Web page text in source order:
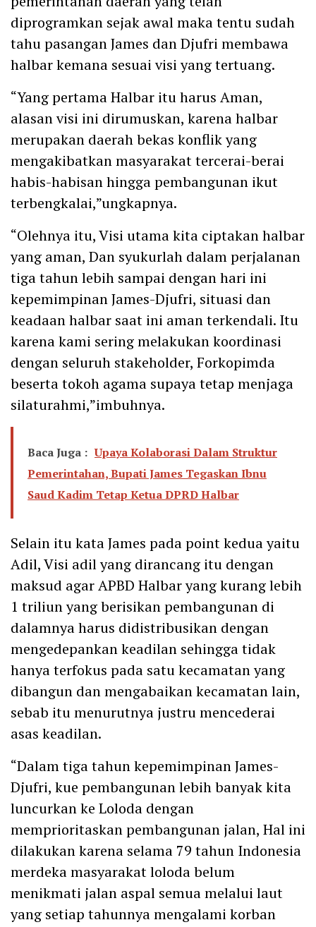
diprogramkan sejak awal maka tentu sudah
tahu pasangan James dan Djufri membawa
halbar kemana sesuai visi yang tertuang.
“Yang pertama Halbar itu harus Aman,
alasan visi ini dirumuskan, karena halbar
merupakan daerah bekas konflik yang
mengakibatkan masyarakat tercerai-berai
habis-habisan hingga pembangunan ikut
terbengkalai,”ungkapnya.
“Olehnya itu, Visi utama kita ciptakan halbar
yang aman, Dan syukurlah dalam perjalanan
tiga tahun lebih sampai dengan hari ini
kepemimpinan James-Djufri, situasi dan
keadaan halbar saat ini aman terkendali. Itu
karena kami sering melakukan koordinasi
dengan seluruh stakeholder, Forkopimda
beserta tokoh agama supaya tetap menjaga
silaturahmi,”imbuhnya.
Baca Juga : Upaya Kolaborasi Dalam Struktur
Pemerintahan, Bupati James Tegaskan Ibnu
Saud Kadim Tetap Ketua DPRD Halbar
Selain itu kata James pada point kedua yaitu
Adil, Visi adil yang dirancang itu dengan
maksud agar APBD Halbar yang kurang lebih
1 triliun yang berisikan pembangunan di
dalamnya harus didistribusikan dengan
mengedepankan keadilan sehingga tidak
hanya terfokus pada satu kecamatan yang
dibangun dan mengabaikan kecamatan lain,
sebab itu menurutnya justru mencederai
asas keadilan.
“Dalam tiga tahun kepemimpinan James-
Djufri, kue pembangunan lebih banyak kita
luncurkan ke Loloda dengan
memprioritaskan pembangunan jalan, Hal ini
dilakukan karena selama 79 tahun Indonesia
merdeka masyarakat loloda belum
menikmati jalan aspal semua melalui laut
yang setiap tahunnya mengalami korban